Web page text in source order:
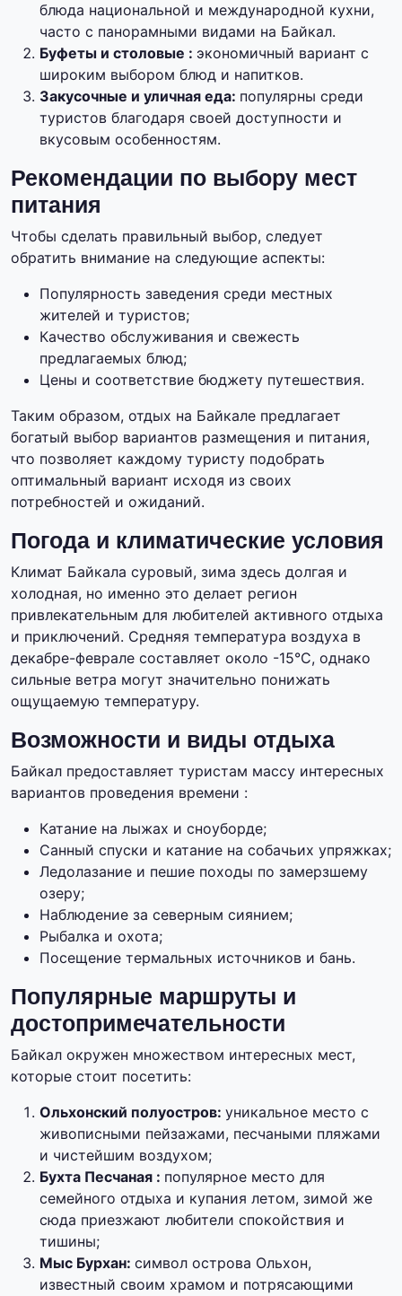
блюда национальной и международной кухни,
часто с панорамными видами на Байкал.
Буфеты и столовые : экономичный вариант с
широким выбором блюд и напитков.
Закусочные и уличная еда: популярны среди
туристов благодаря своей доступности и
вкусовым особенностям.
Рекомендации по выбору мест
питания
Чтобы сделать правильный выбор, следует
обратить внимание на следующие аспекты:
Популярность заведения среди местных
жителей и туристов;
Качество обслуживания и свежесть
предлагаемых блюд;
Цены и соответствие бюджету путешествия.
Таким образом, отдых на Байкале предлагает
богатый выбор вариантов размещения и питания,
что позволяет каждому туристу подобрать
оптимальный вариант исходя из своих
потребностей и ожиданий.
Погода и климатические условия
Климат Байкала суровый, зима здесь долгая и
холодная, но именно это делает регион
привлекательным для любителей активного отдыха
и приключений. Средняя температура воздуха в
декабре-феврале составляет около -15°C, однако
сильные ветра могут значительно понижать
ощущаемую температуру.
Возможности и виды отдыха
Байкал предоставляет туристам массу интересных
вариантов проведения времени :
Катание на лыжах и сноуборде;
Санный спуски и катание на собачьих упряжках;
Ледолазание и пешие походы по замерзшему
озеру;
Наблюдение за северным сиянием;
Рыбалка и охота;
Посещение термальных источников и бань.
Популярные маршруты и
достопримечательности
Байкал окружен множеством интересных мест,
которые стоит посетить:
Ольхонский полуостров: уникальное место с
живописными пейзажами, песчаными пляжами
и чистейшим воздухом;
Бухта Песчаная : популярное место для
семейного отдыха и купания летом, зимой же
сюда приезжают любители спокойствия и
тишины;
Мыс Бурхан: символ острова Ольхон,
известный своим храмом и потрясающими